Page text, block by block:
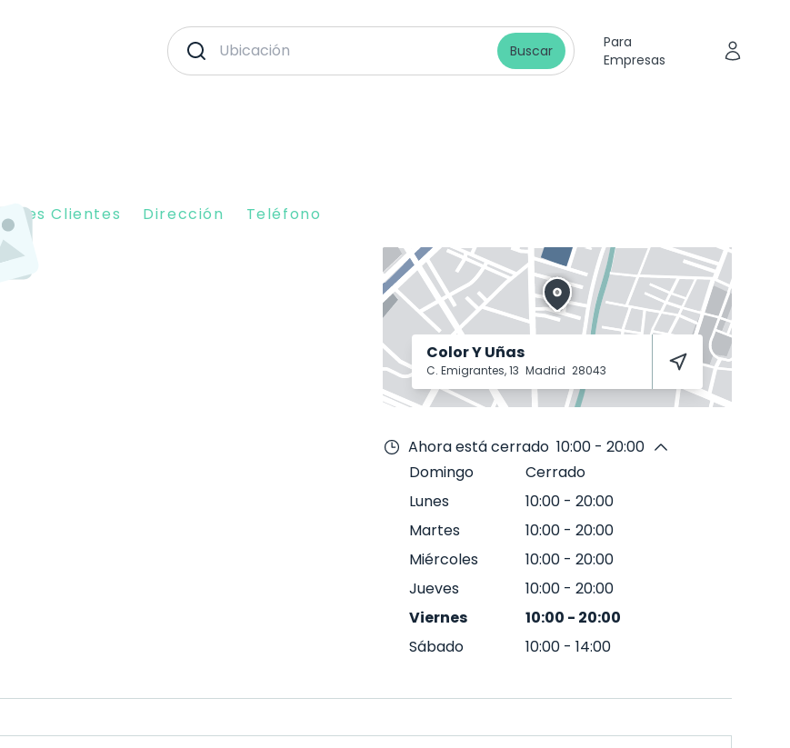
Buscar
Para
Empresas
Clientes Dirección Teléfono
Color Y Uñas
C. Emigrantes, 13 Madrid 28043
Ahora está cerrado 10:00 - 20:00
Domingo
Cerrado
Lunes
10:00 - 20:00
Martes
10:00 - 20:00
Miércoles
10:00 - 20:00
Jueves
10:00 - 20:00
Viernes
10:00 - 20:00
Sábado
10:00 - 14:00